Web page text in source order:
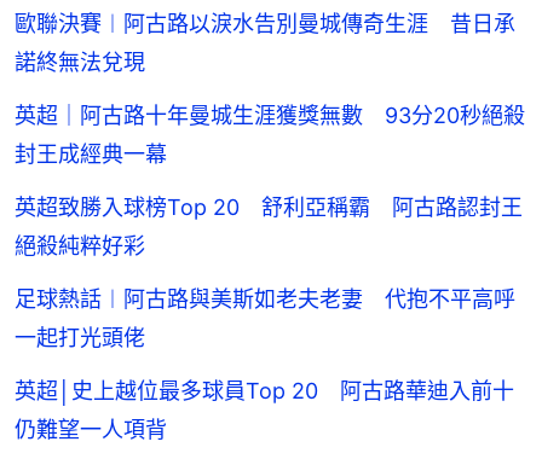
歐聯決賽︱阿古路以淚水告別曼城傳奇生涯 昔日承
諾終無法兌現
英超｜阿古路十年曼城生涯獲獎無數 93分20秒絕殺
封王成經典一幕
英超致勝入球榜Top 20 舒利亞稱霸 阿古路認封王
絕殺純粹好彩
足球熱話︱阿古路與美斯如老夫老妻 代抱不平高呼
一起打光頭佬
英超│史上越位最多球員Top 20 阿古路華迪入前十
仍難望一人項背